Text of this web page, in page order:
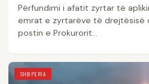
Përfundimi i afatit zyrtar të
emrat e zyrtarëve të drejtësisë
postin e Prokurorit…
SHQIPERIA